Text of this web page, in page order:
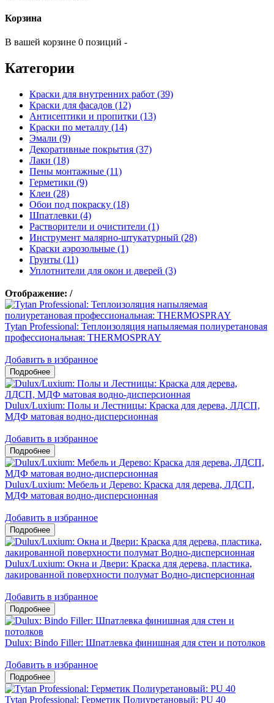
Корзина
В вашей корзине 0 позиций -
Категории
Краски для внутренних работ (39)
Краски для фасадов (12)
Антисептики и пропитки (13)
Краски по металлу (14)
Эмали (9)
Декоративные покрытия (37)
Лаки (18)
Пены монтажные (11)
Герметики (9)
Клеи (28)
Обои под покраску (18)
Шпатлевки (4)
Растворители и очистители (1)
Инструмент малярно-штукатурный (28)
Краски аэрозольные (1)
Грунты (11)
Уплотнители для окон и дверей (3)
Отображение: /
Tytan Professional: Теплоизоляция напыляемая полиуретановая
профессиональная: THERMOSPRAY
Добавить в избранное
Dulux/Luxium: Полы и Лестницы: Краска для дерева, ЛДСП,
МДФ матовая водно-дисперсионная
Добавить в избранное
Dulux/Luxium: Мебель и Дерево: Краска для дерева, ЛДСП,
МДФ матовая водно-дисперсионная
Добавить в избранное
Dulux/Luxium: Окна и Двери: Краска для дерева, пластика,
лакированной поверхности полумат Водно-дисперсионная
Добавить в избранное
Dulux: Bindo Filler: Шпатлевка финишная для стен и потолков
Добавить в избранное
Tytan Professional: Герметик Полиуретановый: PU 40